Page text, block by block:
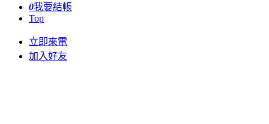
0我要結帳
Top
立即來電
加入好友